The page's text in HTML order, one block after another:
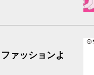
ァッションよ